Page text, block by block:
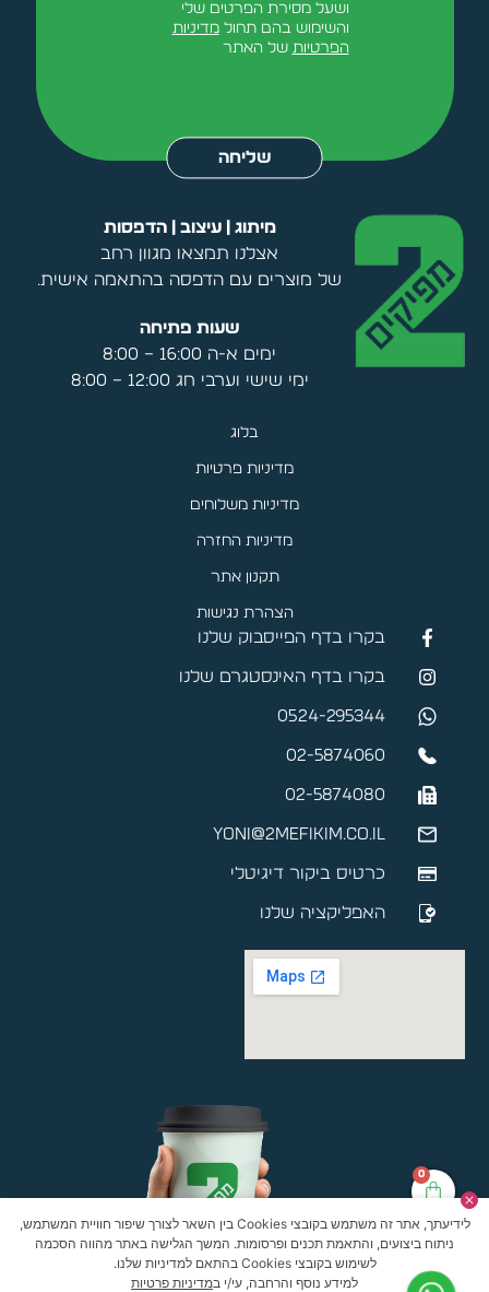
0
ושעל מסירת הפרטים שלי
והשימוש בהם תחולמדיניות
הפרטיות של האתר
שליחה
מיתוג | עיצוב | הדפסות
אצלנו תמצאו מגוון רחב
של מוצרים עם הדפסה בהתאמה אישית.
שעות פתיחה
ימים א-ה 16:00 – 8:00
ימי שישי וערבי חג 12:00 – 8:00
בלוג
מדיניות פרטיות
מדיניות משלוחים
מדיניות החזרה
תקנון אתר
הצהרת נגישות
בקרו בדף הפייסבוק שלנו
בקרו בדף האינסטגרם שלנו
0524-295344
02-5874060
02-5874080
yoni@2mefikim.co.il
כרטיס ביקור דיגיטלי
האפליקציה שלנו
לידיעתך, אתר זה משתמש בקובצי Cookies בין השאר לצורך שיפור חוויית המשתמש,
ניתוח ביצועים, והתאמת תכנים ופרסומות. המשך הגלישה באתר מהווה הסכמה
לשימוש בקובצי Cookies בהתאם למדיניות שלנו.
למידע נוסף והרחבה, עי/י במדיניות פרטיות